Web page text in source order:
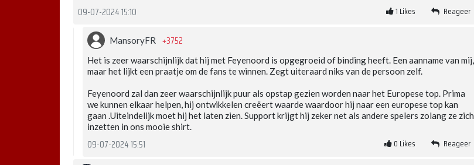
09-07-2024 15:10 1 Likes Reageer
MansoryFR +3752
Het is zeer waarschijnlijk dat hij met Feyenoord is opgegroeid of binding heeft. Een aanname van mij,
maar het lijkt een praatje om de fans te winnen. Zegt uiteraard niks van de persoon zelf.
Feyenoord zal dan zeer waarschijnlijk puur als opstap gezien worden naar het Europese top. Prima
we kunnen elkaar helpen, hij ontwikkelen creëert waarde waardoor hij naar een europese top kan
gaan .Uiteindelijk moet hij het laten zien. Support krijgt hij zeker net als andere spelers zolang ze zich
inzetten in ons mooie shirt.
09-07-2024 15:51 0 Likes Reageer